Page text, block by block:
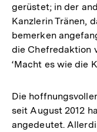
gerüstet; in der
Kanzlerin Tränen,
bemerken
die Chefredaktion
‘Macht es wie die
Die
seit August 2012
angedeutet.